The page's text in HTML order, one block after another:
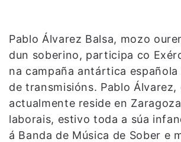
Pablo Álvarez Balsa, mozo
dun soberino, participa co
na campaña antártica
de transmisións. Pablo Álvarez,
actualmente reside en
laborais, estivo toda a súa
á Banda de Música de Sober e